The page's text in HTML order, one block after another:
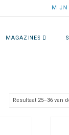
MIJN
MAGAZINES
Resultaat 25–36 van